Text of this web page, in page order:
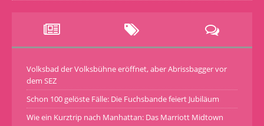
Volksbad der Volksbühne eröffnet, aber Abrissbagger vor
dem SEZ
Schon 100 gelöste Fälle: Die Fuchsbande feiert Jubiläum
Wie ein Kurztrip nach Manhattan: Das Marriott Midtown